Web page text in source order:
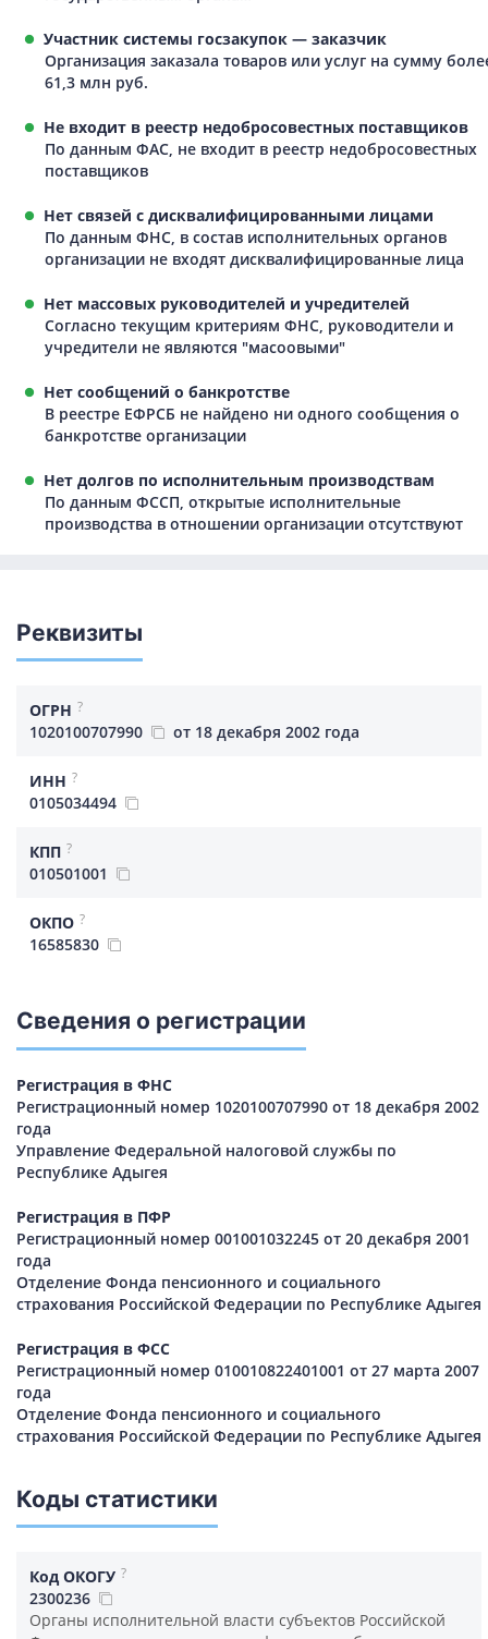
Участник системы госзакупок — заказчик
Организация заказала товаров или услуг на сумму
61,3 млн руб.
Не входит в реестр недобросовестных поставщиков
По данным ФАС, не входит в реестр недобросовестных
поставщиков
Нет связей с дисквалифицированными лицами
По данным ФНС, в состав исполнительных органов
организации не входят дисквалифицированные лица
Нет массовых руководителей и учредителей
Согласно текущим критериям ФНС, руководители и
учредители не являются "масоовыми"
Нет сообщений о банкротстве
В реестре ЕФРСБ не найдено ни одного сообщения о
банкротстве организации
Нет долгов по исполнительным производствам
По данным ФССП, открытые исполнительные
производства в отношении организации отсутствуют
Реквизиты
ОГРН ?
1020100707990 от 18 декабря 2002 года
ИНН ?
0105034494
КПП ?
010501001
ОКПО ?
16585830
Сведения о регистрации
Регистрация в ФНС
Регистрационный номер 1020100707990 от 18 декабря 2002
года
Управление Федеральной налоговой службы по
Республике Адыгея
Регистрация в ПФР
Регистрационный номер 001001032245 от 20 декабря 2001
года
Отделение Фонда пенсионного и социального
страхования Российской Федерации по Республике Адыгея
Регистрация в ФСС
Регистрационный номер 010010822401001 от 27 марта 2007
года
Отделение Фонда пенсионного и социального
страхования Российской Федерации по Республике Адыгея
Коды статистики
Код ОКОГУ ?
2300236
Органы исполнительной власти субъектов Российской